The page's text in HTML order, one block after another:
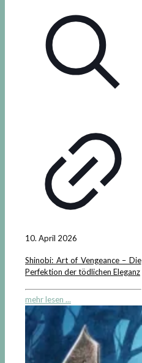
10. April 2026
Shinobi: Art of Vengeance – Die
Perfektion der tödlichen Eleganz
mehr lesen ...